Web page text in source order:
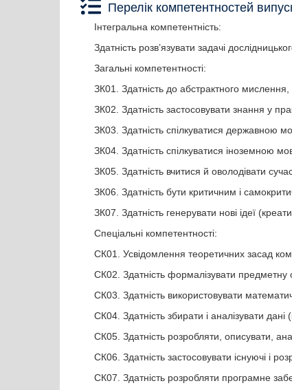
Перелік компетентностей
Інтегральна компетентність:
Здатність розв’язувати задачі
Загальні компетентності:
ЗК01. Здатність до абстрактного мислення,
ЗК02. Здатність застосовувати знання у
ЗК03. Здатність спілкуватися державною
ЗК04. Здатність спілкуватися іноземною
ЗК05. Здатність вчитися й оволодівати
ЗК06. Здатність бути критичним і
ЗК07. Здатність генерувати нові ідеї
Спеціальні компетентності:
СК01. Усвідомлення теоретичних засад
СК02. Здатність формалізувати предметну
СК03. Здатність використовувати
СК04. Здатність збирати і аналізувати
СК05. Здатність розробляти, описувати,
СК06. Здатність застосовувати існуючі і
СК07. Здатність розробляти програмне